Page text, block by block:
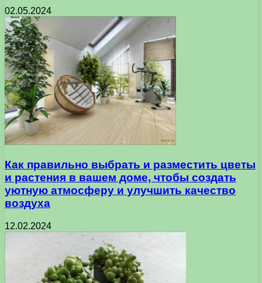
02.05.2024
Как правильно выбрать и разместить цветы
и растения в вашем доме, чтобы создать
уютную атмосферу и улучшить качество
воздуха
12.02.2024